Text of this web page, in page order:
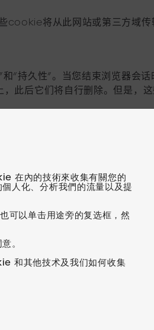
在內的技術來收集有關您的
人化、分析我們的流量以及提
可以单击用途旁的复选框，然
。
和其他技术及我们如何收集
cookie将从此网站或第三方域传
“持久性”。当您结束浏览器会
此后它们将自行删除。但是，
访问的网站，而第三方cookie
站的安全区域。
互，以及
吸引人的广告，从而对出版商